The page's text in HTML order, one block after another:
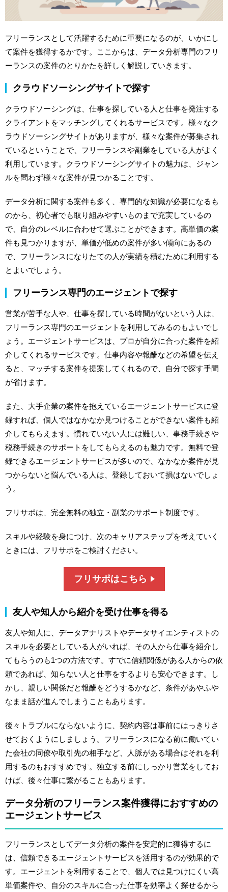
フリーランスとして活躍するために重要になるのが、いかにし
て案件を獲得するかです。ここからは、データ分析専門のフリ
ーランスの案件のとりかたを詳しく解説していきます。
クラウドソーシングサイトで探す
クラウドソーシングは、仕事を探している人と仕事を発注する
クライアントをマッチングしてくれるサービスです。様々なク
ラウドソーシングサイトがありますが、様々な案件が募集され
ているということで、フリーランスや副業をしている人がよく
利用しています。クラウドソーシングサイトの魅力は、ジャン
ルを問わず様々な案件が見つかることです。
データ分析に関する案件も多く、専門的な知識が必要になるも
のから、初心者でも取り組みやすいものまで充実しているの
で、自分のレベルに合わせて選ぶことができます。高単価の案
件も見つかりますが、単価が低めの案件が多い傾向にあるの
で、フリーランスになりたての人が実績を積むために利用する
とよいでしょう。
フリーランス専門のエージェントで探す
営業が苦手な人や、仕事を探している時間がないという人は、
フリーランス専門のエージェントを利用してみるのもよいでし
ょう。エージェントサービスは、プロが自分に合った案件を紹
介してくれるサービスです。仕事内容や報酬などの希望を伝え
ると、マッチする案件を提案してくれるので、自分で探す手間
が省けます。
また、大手企業の案件を抱えているエージェントサービスに登
録すれば、個人ではなかなか見つけることができない案件も紹
介してもらえます。慣れていない人には難しい、事務手続きや
税務手続きのサポートをしてもらえるのも魅力です。無料で登
録できるエージェントサービスが多いので、なかなか案件が見
つからないと悩んでいる人は、登録しておいて損はないでしょ
う。
フリサポは、完全無料の独立・副業のサポート制度です。
スキルや経験を身につけ、次のキャリアステップを考えていく
ときには、フリサポをご検討ください。
フリサポはこちら
友人や知人から紹介を受け仕事を得る
友人や知人に、データアナリストやデータサイエンティストの
スキルを必要としている人がいれば、その人から仕事を紹介し
てもらうのも1つの方法です。すでに信頼関係がある人からの依
頼であれば、知らない人と仕事をするよりも安心できます。し
かし、親しい関係だと報酬をどうするかなど、条件があやふや
なまま話が進んでしまうこともあります。
後々トラブルにならないように、契約内容は事前にはっきりさ
せておくようにしましょう。フリーランスになる前に働いてい
た会社の同僚や取引先の相手など、人脈がある場合はそれを利
用するのもおすすめです。独立する前にしっかり営業をしてお
けば、後々仕事に繋がることもあります。
データ分析のフリーランス案件獲得におすすめの
エージェントサービス
フリーランスとしてデータ分析の案件を安定的に獲得するに
は、信頼できるエージェントサービスを活用するのが効果的で
す。エージェントを利用することで、個人では見つけにくい高
単価案件や、自分のスキルに合った仕事を効率よく探せるから